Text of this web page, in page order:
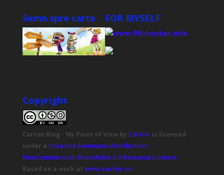
Semn spre carte FOR MYSELF
Copyright
Cartim Blog - My Point of Viewby Caritm is licensed
under a Creative Commons Attribution-
NonCommercial-ShareAlike 3.0 Romania License.
Based on a work at www.cartim.ro.